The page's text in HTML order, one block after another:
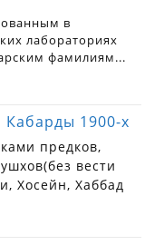
1900-х
предков,
вести
Хосейн, Хаббад